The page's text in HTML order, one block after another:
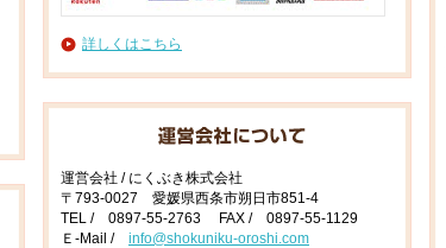
詳しくはこちら
運営会社 / にくぶき株式会社
〒793-0027 愛媛県西条市朔日市851-4
TEL / 0897-55-2763 FAX / 0897-55-1129
Ｅ-Mail / info@shokuniku-oroshi.com